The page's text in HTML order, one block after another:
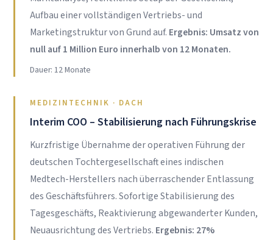
Aufbau einer vollständigen Vertriebs- und
Marketingstruktur von Grund auf. Ergebnis: Umsatz von
null auf 1 Million Euro innerhalb von 12 Monaten.
Dauer: 12 Monate
MEDIZINTECHNIK · DACH
Interim COO – Stabilisierung nach Führungskrise
Kurzfristige Übernahme der operativen Führung der
deutschen Tochtergesellschaft eines indischen
Medtech-Herstellers nach überraschender Entlassung
des Geschäftsführers. Sofortige Stabilisierung des
Tagesgeschäfts, Reaktivierung abgewanderter Kunden,
Neuausrichtung des Vertriebs. Ergebnis: 27%